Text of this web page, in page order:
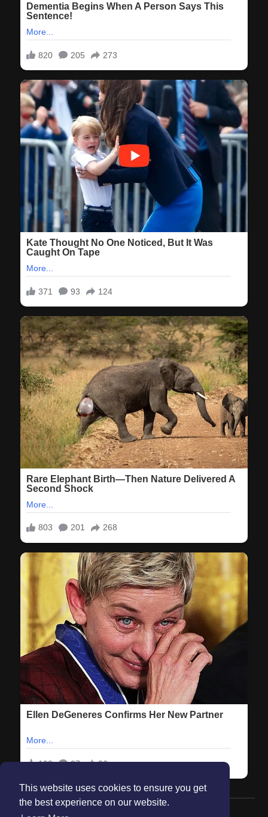
This website uses cookies to ensure you get
the best experience on our website.